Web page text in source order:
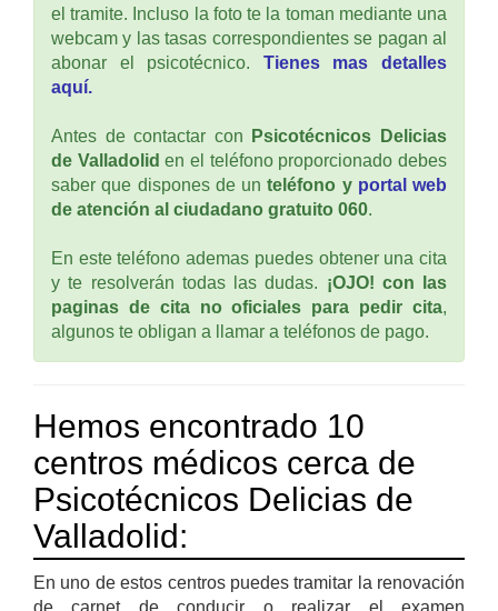
el tramite. Incluso la foto te la toman mediante una
webcam y las tasas correspondientes se pagan al
abonar el psicotécnico. Tienes mas detalles
aquí.
Antes de contactar con
Psicotécnicos Delicias
de Valladolid en el teléfono proporcionado debes
saber que dispones de unteléfono y portal web
de atención al ciudadano gratuito 060.
En este teléfono ademas puedes obtener una cita
y te resolverán todas las dudas. ¡OJO! con las
paginas de cita no oficiales para pedir cita,
algunos te obligan a llamar a teléfonos de pago.
Hemos encontrado 10
centros médicos cerca de
Psicotécnicos Delicias de
Valladolid:
En uno de estos centros puedes tramitar la renovación
de carnet de conducir o realizar el examen